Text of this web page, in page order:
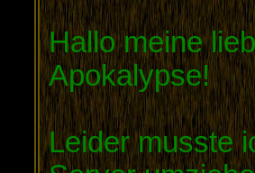
Hallo meine
Apokalypse!
Leider musste